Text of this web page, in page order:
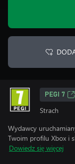
PEGI 7
Strach
Wydawcy
Twoim profilu Xbox i
Dowiedz się więcej